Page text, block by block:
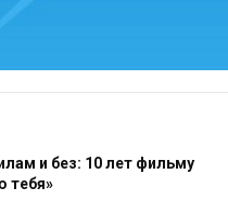
и без: 10 лет фильму
тебя»